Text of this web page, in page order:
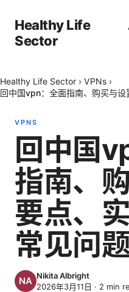
Healthy Life
Sector
Healthy Life Sector › VPNs ›
回中国vpn：全面指南、购买与
VPNS
回中国
指南、
要点、
常见问
Nikita Albright
2026年3月11日 · 2 min